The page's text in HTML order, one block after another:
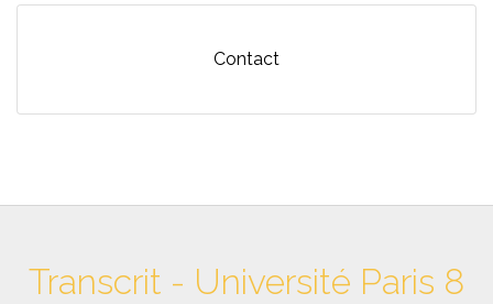
Contact
Transcrit - Université Paris 8